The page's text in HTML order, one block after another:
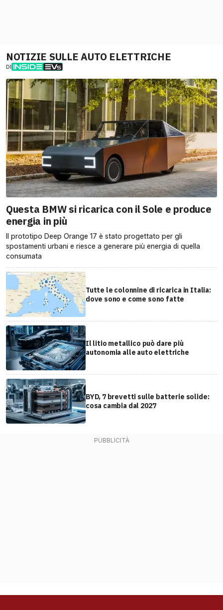
NOTIZIE SULLE AUTO ELETTRICHE
DI
Questa BMW si ricarica con il Sole e produce
energia in più
Il prototipo Deep Orange 17 è stato progettato per gli
spostamenti urbani e riesce a generare più energia di quella
consumata
Tutte le colonnine di ricarica in Italia:
dove sono e come sono fatte
Il litio metallico può dare più
autonomia alle auto elettriche
BYD, 7 brevetti sulle batterie solide:
cosa cambia dal 2027